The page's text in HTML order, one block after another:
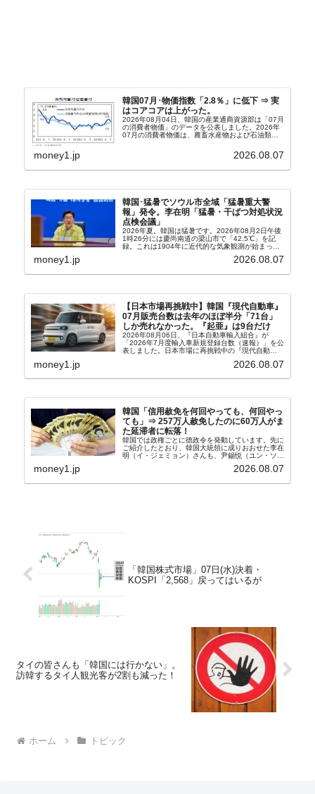
韓国07月･物価指数「2.8％」に低下 ⇒ 実
はコアコアは上がった。
2026年08月04日、韓国の産業通商資源部は「07月
の消費者物価」のデータを公表しました。2026年
07月の消費者物価は、農畜水産物および石油類の
2.8％上昇（06月は3.2％）となり、上昇率は前...
money1.jp 2026.08.07
韓国･猛暑でソウル市全域「猛暑重大警
報」発令。李在明「猛暑・干ばつ対処状況
点検会議」
2026年夏。韓国は猛暑です。2026年08月2日午後
1時26分には慶尚南道の梁山市で「42.5℃」を記
録。これは1904年に近代的な気象観測が始まって
ウル市全域への「猛暑重大警報」が発令され...
money1.jp 2026.08.07
【日本市場再挑戦中】韓国『現代自動車』
07月販売台数は去年のほぼ半分「71台」
しか売れなかった。『起亜』は9台だけ
2026年08月06日、『日本自動車輸入組合』が
「2026年7月度輸入車新規登録台数（速報）」を公
表しました。日本市場に再挑戦中の『現代自動
台数はこの中に捉えられているはずです。先月から
money1.jp 2026.08.07
韓国「信用赦免を何回やっても、何回やっ
ても」⇒ 257万人赦免したのに60万人がま
た延滞者に転落！
韓国では政権ごとに徳政令を発動しています。先に
ご紹介したとおり、韓国大統領に成りおおせた李在
明（イ・ジェミョン）さんも、尹錫悦（ユン・ソギ
バンクにして不良債権の買い取りを行い、分割償還
money1.jp 2026.08.07
「韓国株式市場」07日(水)決着・
KOSPI「2,568」戻ってはいるが
タイの皆さんも「韓国には行かない」。
訪韓するタイ人観光客が2割も減った！
ホーム トピック